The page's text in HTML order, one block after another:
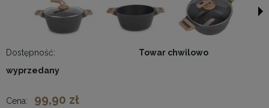
Dostępność:
Towar chwilowo
wyprzedany
Cena: 99,90 zł